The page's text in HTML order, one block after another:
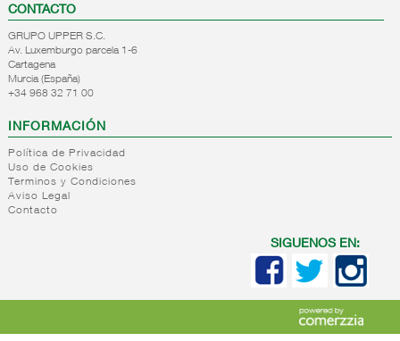
CONTACTO
GRUPO UPPER S.C.
Av. Luxemburgo parcela 1-6
Cartagena
Murcia (España)
+34 968 32 71 00
INFORMACIÓN
Política de Privacidad
Uso de Cookies
Terminos y Condiciones
Aviso Legal
Contacto
SIGUENOS EN: